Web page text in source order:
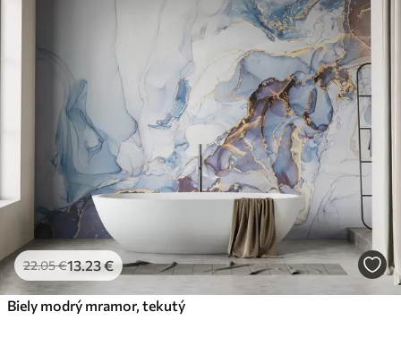
22.05€13.23€
Biely modrý mramor, tekutý